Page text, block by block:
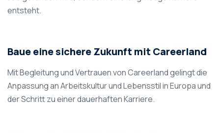
entsteht.
Baue eine sichere Zukunft mit Careerland
Mit Begleitung und Vertrauen von Careerland gelingt die
Anpassung an Arbeitskultur und Lebensstil in Europa und
der Schritt zu einer dauerhaften Karriere.